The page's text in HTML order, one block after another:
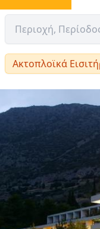
Ακτοπλοϊκά